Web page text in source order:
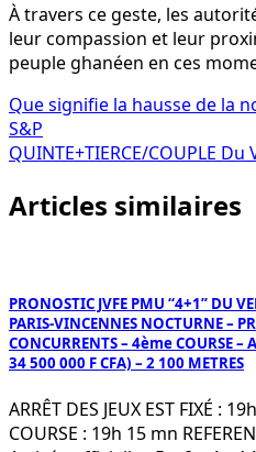
À travers ce geste, les
leur compassion et leur
peuple ghanéen en ces
Navigation
de
Que signifie la hausse de la
S&P
QUINTE+TIERCE/COUPLE
Articles similaires
PRONOSTIC JVFE PMU “4+1” DU
PARIS-VINCENNES NOCTURNE –
CONCURRENTS – 4ème COURSE –
34 500 000 F CFA) – 2 100 METRES
ARRÊT DES JEUX EST FIXÉ :
COURSE : 19h 15 mn